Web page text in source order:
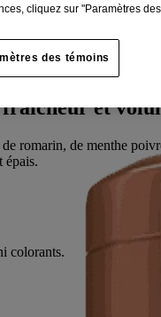
et
romarin, de menthe
épais.
colorants.
cliquez sur "Paramètres
des témoins